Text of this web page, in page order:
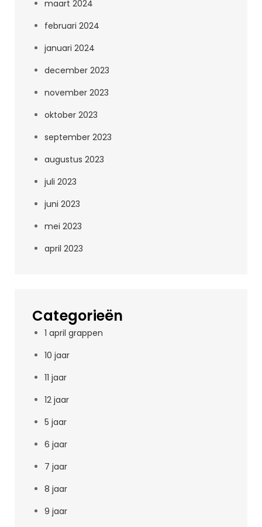
maart 2024
februari 2024
januari 2024
december 2023
november 2023
oktober 2023
september 2023
augustus 2023
juli 2023
juni 2023
mei 2023
april 2023
Categorieën
1 april grappen
10 jaar
11 jaar
12 jaar
5 jaar
6 jaar
7 jaar
8 jaar
9 jaar